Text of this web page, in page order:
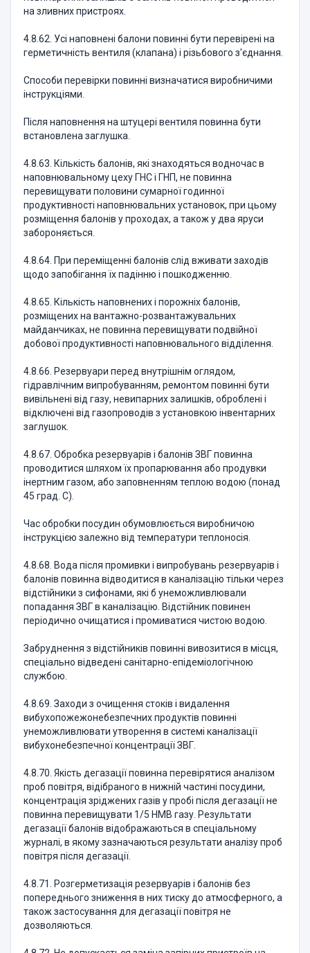
на зливних пристроях.
4.8.62. Усі наповнені балони повинні бути перевірені на
герметичність вентиля (клапана) і різьбового з'єднання.
Способи перевірки повинні визначатися виробничими
інструкціями.
Після наповнення на штуцері вентиля повинна бути
встановлена заглушка.
4.8.63. Кількість балонів, які знаходяться водночас в
наповнювальному цеху ГНС і ГНП, не повинна
перевищувати половини сумарної годинної
продуктивності наповнювальних установок, при цьому
розміщення балонів у проходах, а також у два яруси
забороняється.
4.8.64. При переміщенні балонів слід вживати заходів
щодо запобігання їх падінню і пошкодженню.
4.8.65. Кількість наповнених і порожніх балонів,
розміщених на вантажно-розвантажувальних
майданчиках, не повинна перевищувати подвійної
добової продуктивності наповнювального відділення.
4.8.66. Резервуари перед внутрішнім оглядом,
гідравлічним випробуванням, ремонтом повинні бути
вивільнені від газу, невипарних залишків, оброблені і
відключені від газопроводів з установкою інвентарних
заглушок.
4.8.67. Обробка резервуарів і балонів ЗВГ повинна
проводитися шляхом їх пропарювання або продувки
інертним газом, або заповненням теплою водою (понад
45 град. С).
Час обробки посудин обумовлюється виробничою
інструкцією залежно від температури теплоносія.
4.8.68. Вода після промивки і випробувань резервуарів і
балонів повинна відводитися в каналізацію тільки через
відстійники з сифонами, які б унеможливлювали
попадання ЗВГ в каналізацію. Відстійник повинен
періодично очищатися і промиватися чистою водою.
Забруднення з відстійників повинні вивозитися в місця,
спеціально відведені санітарно-епідеміологічною
службою.
4.8.69. Заходи з очищення стоків і видалення
вибухопожежонебезпечних продуктів повинні
унеможливлювати утворення в системі каналізації
вибухонебезпечної концентрації ЗВГ.
4.8.70. Якість дегазації повинна перевірятися аналізом
проб повітря, відібраного в нижній частині посудини,
концентрація зріджених газів у пробі після дегазації не
повинна перевищувати 1/5 НМВ газу. Результати
дегазації балонів відображаються в спеціальному
журналі, в якому зазначаються результати аналізу проб
повітря після дегазації.
4.8.71. Розгерметизація резервуарів і балонів без
попереднього зниження в них тиску до атмосферного, а
також застосування для дегазації повітря не
дозволяються.